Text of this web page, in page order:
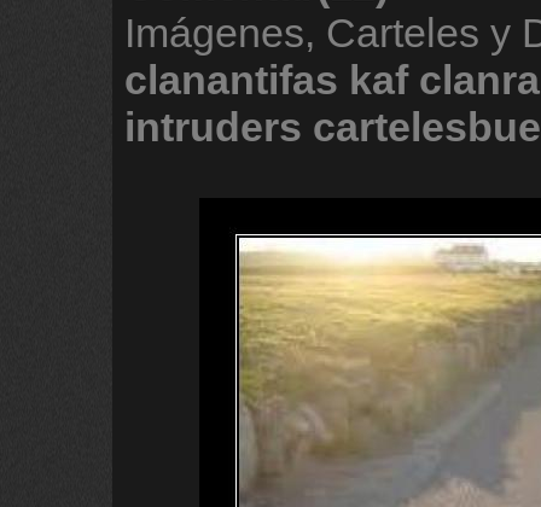
Imágenes, Carteles y
clanantifas kaf
intruders